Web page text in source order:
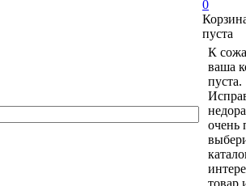
0
пуста
К
ваша
пуста.
очень
товар